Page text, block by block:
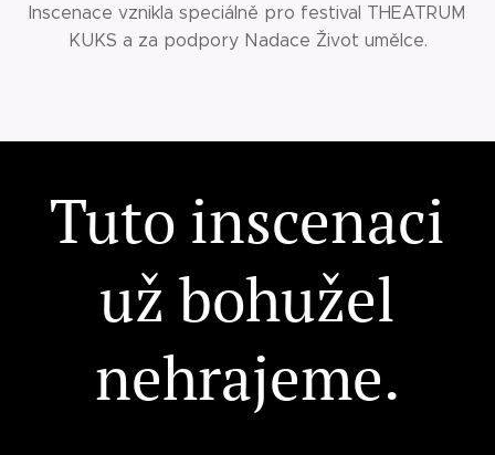
Inscenace vznikla speciálně pro festival THEATRUM
KUKS a za podpory Nadace Život umělce.
Tuto inscenaci
už bohužel
nehrajeme.